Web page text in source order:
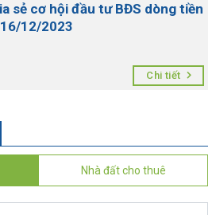
sẻ cơ hội đầu tư BĐS dòng tiền
12/2023
Chi tiết
Nhà đất cho thuê